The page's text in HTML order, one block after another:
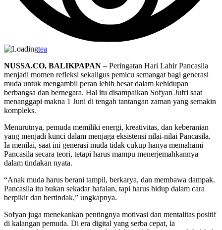
tea
NUSSA.CO, BALIKPAPAN – Peringatan Hari Lahir Pancasila
menjadi momen refleksi sekaligus pemicu semangat bagi generasi
muda untuk mengambil peran lebih besar dalam kehidupan
berbangsa dan bernegara. Hal itu disampaikan Sofyan Jufri saat
menanggapi makna 1 Juni di tengah tantangan zaman yang semakin
kompleks.
Menurutnya, pemuda memiliki energi, kreativitas, dan keberanian
yang menjadi kunci dalam menjaga eksistensi nilai-nilai Pancasila.
Ia menilai, saat ini generasi muda tidak cukup hanya memahami
Pancasila secara teori, tetapi harus mampu menerjemahkannya
dalam tindakan nyata.
“Anak muda harus berani tampil, berkarya, dan membawa dampak.
Pancasila itu bukan sekadar hafalan, tapi harus hidup dalam cara
berpikir dan bertindak,” ungkapnya.
Sofyan juga menekankan pentingnya motivasi dan mentalitas positif
di kalangan pemuda. Di era digital yang serba cepat, ia